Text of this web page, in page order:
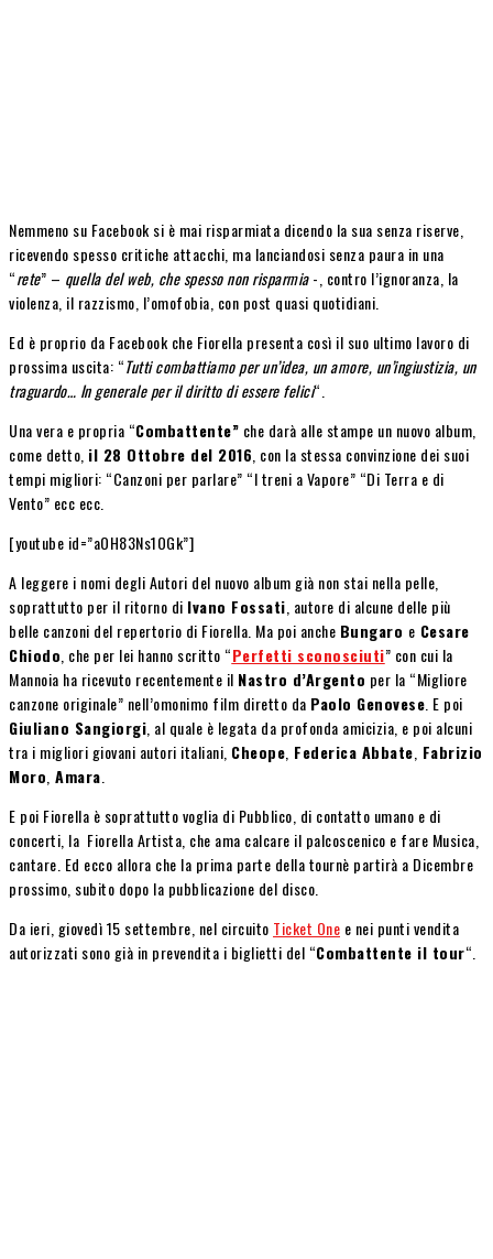
Nemmeno su Facebook si è mai risparmiata dicendo la sua senza riserve,
ricevendo spesso critiche attacchi, ma lanciandosi senza paura in una
“rete” – quella del web, che spesso non risparmia-, contro l’ignoranza, la
violenza, il razzismo, l’omofobia, con post quasi quotidiani.
Ed è proprio da Facebook che Fiorella presenta così il suo ultimo lavoro di
prossima uscita: “Tutti combattiamo per un’idea, un amore, un’ingiustizia, un
traguardo… In generale per il diritto di essere felici“.
Una vera e propria “Combattente” che darà alle stampe un nuovo album,
come detto, il 28 Ottobre del 2016 , con la stessa convinzione dei suoi
tempi migliori: “Canzoni per parlare” “I treni a Vapore” “Di Terra e di
Vento” ecc ecc.
[youtube id=”aOH83Ns1OGk”]
A leggere i nomi degli Autori del nuovo album già non stai nella pelle,
soprattutto per il ritorno di Ivano Fossati , autore di alcune delle più
belle canzoni del repertorio di Fiorella. Ma poi anche Bungaro e Cesare
Chiodo , che per lei hanno scritto “Perfetti sconosciuti” con cui la
Mannoia ha ricevuto recentemente il Nastro d’Argento per la “Migliore
canzone originale” nell’omonimo film diretto da Paolo Genovese . E poi
Giuliano Sangiorgi , al quale è legata da profonda amicizia, e poi alcuni
tra i migliori giovani autori italiani, Cheope Federica Abbate Fabrizio
Moro Amara
E poi Fiorella è soprattutto voglia di Pubblico, di contatto umano e di
concerti, la Fiorella Artista, che ama calcare il palcoscenico e fare Musica,
cantare. Ed ecco allora che la prima parte della tournè partirà a Dicembre
prossimo, subito dopo la pubblicazione del disco.
Da ieri, giovedì 15 settembre, nel circuito Ticket One e nei punti vendita
autorizzati sono già in prevendita i biglietti del “Combattente il tour“.